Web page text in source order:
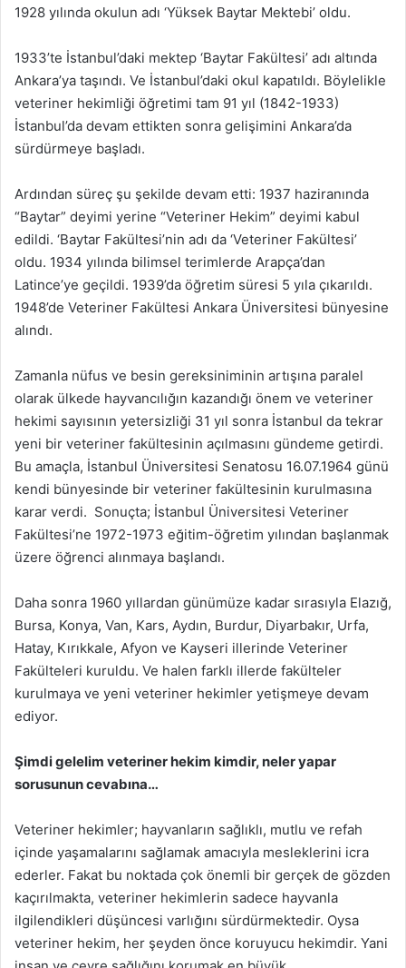
1928 yılında okulun adı ‘Yüksek Baytar Mektebi’ oldu.
1933’te İstanbul’daki mektep ‘Baytar Fakültesi’ adı altında
Ankara’ya taşındı. Ve İstanbul’daki okul kapatıldı. Böylelikle
veteriner hekimliği öğretimi tam 91 yıl (1842-1933)
İstanbul’da devam ettikten sonra gelişimini Ankara’da
sürdürmeye başladı.
Ardından süreç şu şekilde devam etti: 1937 haziranında
“Baytar” deyimi yerine “Veteriner Hekim” deyimi kabul
edildi. ‘Baytar Fakültesi’nin adı da ‘Veteriner Fakültesi’
oldu. 1934 yılında bilimsel terimlerde Arapça’dan
Latince’ye geçildi. 1939’da öğretim süresi 5 yıla çıkarıldı.
1948’de Veteriner Fakültesi Ankara Üniversitesi bünyesine
alındı.
Zamanla nüfus ve besin gereksiniminin artışına paralel
olarak ülkede hayvancılığın kazandığı önem ve veteriner
hekimi sayısının yetersizliği 31 yıl sonra İstanbul da tekrar
yeni bir veteriner fakültesinin açılmasını gündeme getirdi.
Bu amaçla, İstanbul Üniversitesi Senatosu 16.07.1964 günü
kendi bünyesinde bir veteriner fakültesinin kurulmasına
karar verdi. Sonuçta; İstanbul Üniversitesi Veteriner
Fakültesi’ne 1972-1973 eğitim-öğretim yılından başlanmak
üzere öğrenci alınmaya başlandı.
Daha sonra 1960 yıllardan günümüze kadar sırasıyla Elazığ,
Bursa, Konya, Van, Kars, Aydın, Burdur, Diyarbakır, Urfa,
Hatay, Kırıkkale, Afyon ve Kayseri illerinde Veteriner
Fakülteleri kuruldu. Ve halen farklı illerde fakülteler
kurulmaya ve yeni veteriner hekimler yetişmeye devam
ediyor.
Şimdi gelelim veteriner hekim kimdir, neler yapar
sorusunun cevabına…
Veteriner hekimler; hayvanların sağlıklı, mutlu ve refah
içinde yaşamalarını sağlamak amacıyla mesleklerini icra
ederler. Fakat bu noktada çok önemli bir gerçek de gözden
kaçırılmakta, veteriner hekimlerin sadece hayvanla
ilgilendikleri düşüncesi varlığını sürdürmektedir. Oysa
veteriner hekim, her şeyden önce koruyucu hekimdir. Yani